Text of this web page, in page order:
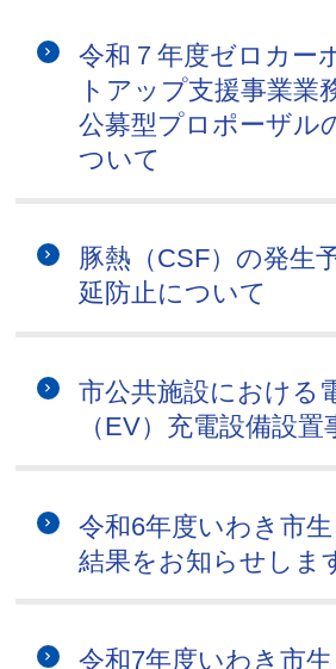
令和７年度ゼロカー
トアップ支援事業業
公募型プロポーザル
ついて
豚熱（CSF）の発生
延防止について
市公共施設における
（EV）充電設備設置
令和6年度いわき市
結果をお知らせしま
令和7年度いわき市